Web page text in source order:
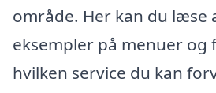
område. Her kan du læse
eksempler på menuer og
hvilken service du kan